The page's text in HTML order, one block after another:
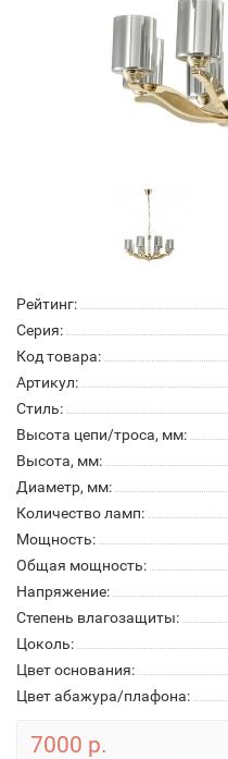
Рейтинг:
Серия:
Код товара:
Артикул:
Стиль:
Высота цепи/троса, мм:
Высота, мм:
Диаметр, мм:
Количество ламп:
Мощность:
Общая мощность:
Напряжение:
Степень влагозащиты:
Цоколь:
Цвет основания:
Цвет абажура/плафона:
7000 р.